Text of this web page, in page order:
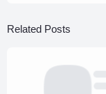
Related Posts